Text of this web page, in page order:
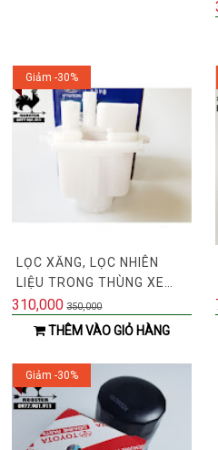
Giảm -30%
LỌC XĂNG, LỌC NHIÊN
LIỆU TRONG THÙNG XE
KIA MORNING, KIA
PICANTO (MÃ:
310,000 350,000
THÊM VÀO GIỎ HÀNG
Giảm -30%